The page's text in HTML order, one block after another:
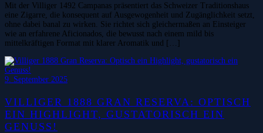
Mit der Villiger 1492 Campanas präsentiert das Schweizer Traditionshaus
eine Zigarre, die konsequent auf Ausgewogenheit und Zugänglichkeit setzt,
ohne dabei banal zu wirken. Sie richtet sich gleichermaßen an Einsteiger
wie an erfahrene Aficionados, die bewusst nach einem mild bis
mittelkräftigen Format mit klarer Aromatik und […]
9. September 2025
VILLIGER 1888 GRAN RESERVA: OPTISCH
EIN HIGHLIGHT, GUSTATORISCH EIN
GENUSS!